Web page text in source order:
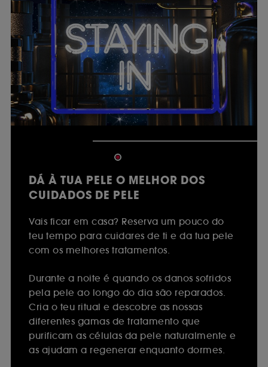
DÁ À TUA PELE O MELHOR DOS
CUIDADOS DE PELE
Vais ficar em casa? Reserva um pouco do
teu tempo para cuidares de ti e da tua pele
com os melhores tratamentos.
Durante a noite é quando os danos sofridos
pela pele ao longo do dia são reparados.
Cria o teu ritual e descobre as nossas
diferentes gamas de tratamento que
purificam as células da pele naturalmente e
as ajudam a regenerar enquanto dormes.